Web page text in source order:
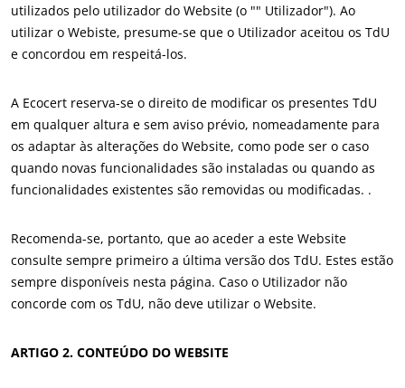
Coreia do Sul (coreano)
Japão (japonês)
América
Argentina (espanhol)
Brasil (português)
Canadá (inglês)
Chile (espanhol)
Estados Unidos (inglês)
utilizados pelo utilizador do Website (o "" Utilizador"). Ao
utilizar o Webiste, presume-se que o Utilizador aceitou os TdU
e concordou em respeitá-los.
A Ecocert reserva-se o direito de modificar os presentes TdU
em qualquer altura e sem aviso prévio, nomeadamente para
os adaptar às alterações do Website, como pode ser o caso
quando novas funcionalidades são instaladas ou quando as
funcionalidades existentes são removidas ou modificadas. .
Recomenda-se, portanto, que ao aceder a este Website
consulte sempre primeiro a última versão dos TdU. Estes estão
sempre disponíveis nesta página. Caso o Utilizador não
concorde com os TdU, não deve utilizar o Website.
ARTIGO 2. CONTEÚDO DO WEBSITE